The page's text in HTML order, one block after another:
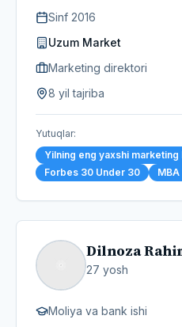
Sinf 2016
Uzum Market
Marketing direktori
8 yil tajriba
Yutuqlar:
Yilning eng yaxshi marketing
Forbes 30 Under 30
Dilnoza
27 yosh
Moliya va bank ishi